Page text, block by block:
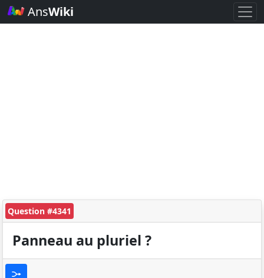
AnsWiki
Question #4341
Panneau au pluriel ?